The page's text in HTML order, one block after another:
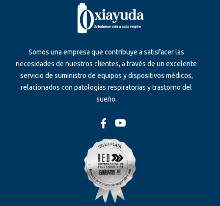
Somos una empresa que contribuye a satisfacer las
necesidades de nuestros clientes, a través de un excelente
servicio de suministro de equipos y dispositivos médicos,
relacionados con patologías respiratorias y trastorno del
sueño.